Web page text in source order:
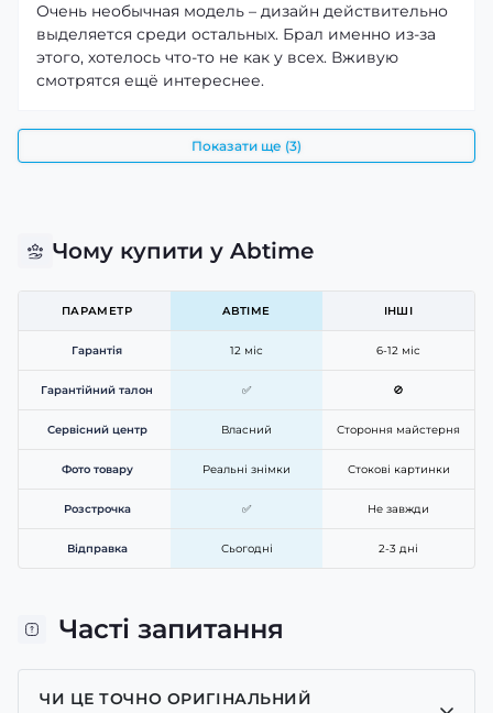
Очень необычная модель – дизайн действительно
выделяется среди остальных. Брал именно из-за
этого, хотелось что-то не как у всех. Вживую
смотрятся ещё интереснее.
Показати ще (3)
Чому купити у Abtime
ПАРАМЕТР ABTIME ІНШІ
Гарантія 12 міс 6-12 міс
Гарантійний талон ✅ 🚫
Сервісний центр Власний Стороння майстерня
Фото товару Реальні знімки Стокові картинки
Розстрочка ✅ Не завжди
Відправка Сьогодні 2-3 дні
Часті запитання
ЧИ ЦЕ ТОЧНО ОРИГІНАЛЬНИЙ